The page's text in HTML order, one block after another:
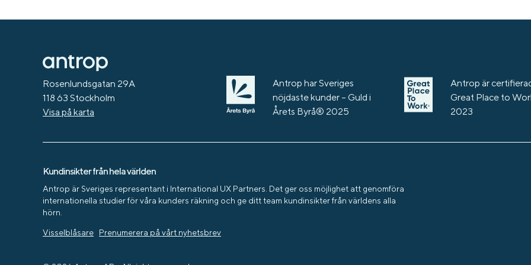
Rosenlundsgatan 29A
118 63 Stockholm
Visa på karta
Antrop har Sveriges
nöjdaste kunder – Guld i
Årets Byrå® 2025
Antrop är
Great Place to
2023
Kundinsikter från hela världen
Antrop är Sveriges representant i International UX Partners. Det ger oss möjlighet att genomföra
internationella studier för våra kunders räkning och ge ditt team kundinsikter från världens alla
hörn.
Visselblåsare Prenumerera på vårt nyhetsbrev